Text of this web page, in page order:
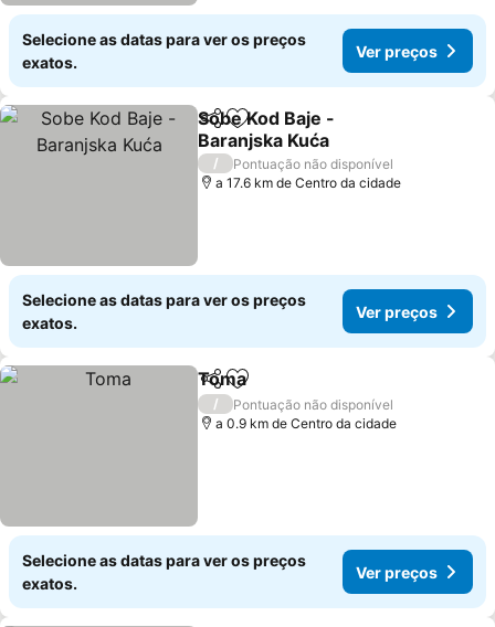
Selecione as datas para ver os preços
exatos.
Ver preços
PartilharAdicionar aos favoritos
Sobe Kod Baje -
Baranjska Kuća
/
Pontuação não disponível
a 17.6 km de Centro da cidade
Selecione as datas para ver os preços
exatos.
Ver preços
PartilharAdicionar aos favoritos
Toma
/
Pontuação não disponível
a 0.9 km de Centro da cidade
Selecione as datas para ver os preços
exatos.
Ver preços